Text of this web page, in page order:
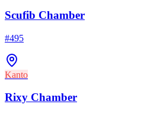
Scufib Chamber
#495
Kanto
Rixy Chamber